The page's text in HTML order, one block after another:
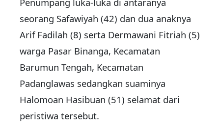
seorang Safawiyah (42) dan dua anaknya
Arif Fadilah (8) serta Dermawani Fitriah (5)
warga Pasar Binanga, Kecamatan
Barumun Tengah, Kecamatan
Padanglawas sedangkan suaminya
Halomoan Hasibuan (51) selamat dari
peristiwa tersebut.